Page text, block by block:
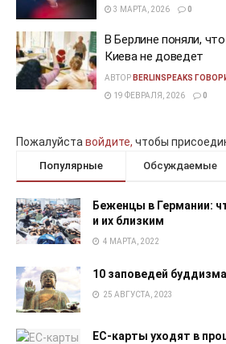
3 МАРТА, 2026
0
В Берлине поняли,
Киева не доведет
АВТОР BERLINSPEAKS
19 ФЕВРАЛЯ, 2026
0
Пожалуйставойдите, чтобы
Популярные Обсуждаемые
Беженцы в Германии:
и их близким
4 МАРТА, 2022
10 заповедей буддизма
25 АВГУСТА, 2023
EC-карты уходят в